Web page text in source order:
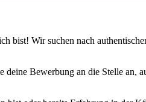
bist! Wir suchen nach
deine Bewerbung an die Stelle